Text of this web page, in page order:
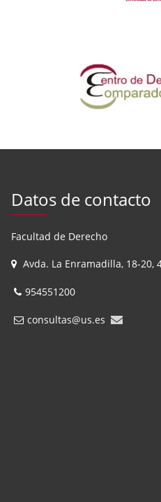
Datos de contacto
Facultad de Derecho
Avda. La Enramadilla, 18-20,
954551200
consultas@us.es